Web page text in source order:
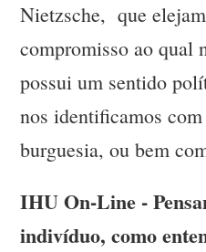
Nietzsche, que
compromisso ao qual
possui um sentido
nos identificamos
burguesia, ou bem
IHU On-Line -
indivíduo, como